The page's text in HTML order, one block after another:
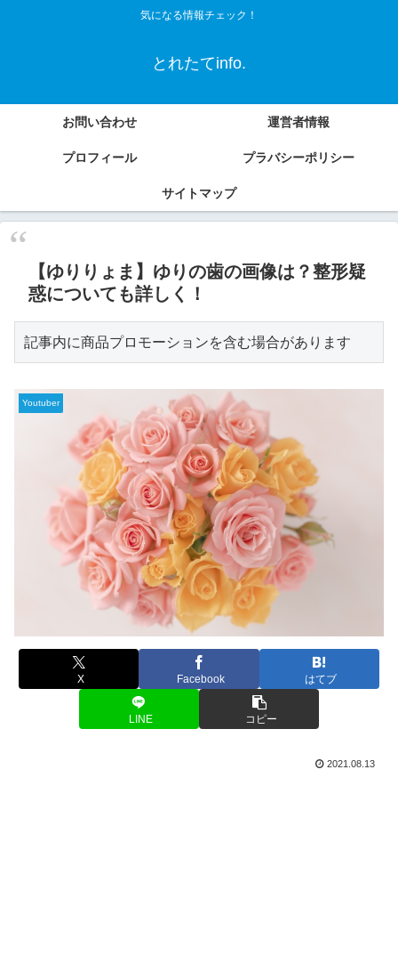
気になる情報チェック！
とれたてinfo.
お問い合わせ 運営者情報
プロフィール プラバシーポリシー
サイトマップ
【ゆりりょま】ゆりの歯の画像は？整形疑
惑についても詳しく！
記事内に商品プロモーションを含む場合があります
Youtuber
X Facebook はてブ
LINE コピー
2021.08.13